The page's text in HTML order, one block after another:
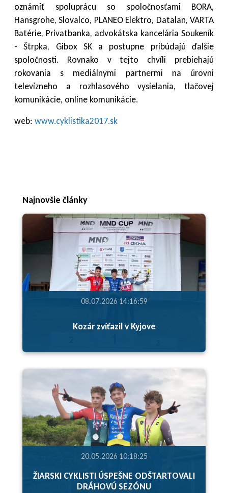
oznámiť spoluprácu so spoločnosťami BORA,
Hansgrohe, Slovalco, PLANEO Elektro, Datalan, VARTA
Batérie, Privatbanka, advokátska kancelária Soukeník
- Štrpka, Gibox SK a postupne pribúdajú ďalšie
spoločnosti. Rovnako v tejto chvíli prebiehajú
rokovania s mediálnymi partnermi na úrovni
televízneho a rozhlasového vysielania, tlačovej
komunikácie, online komunikácie.
web: www.cyklistika2017.sk
Najnovšie články
08.07.2026 14:16:59
Kozár zvíťazil v Kyjove
20.05.2026 10:18:25
ŽIARSKI CYKLISTI ÚSPEŠNE ODŠTARTOVALI
DRÁHOVÚ SEZÓNU